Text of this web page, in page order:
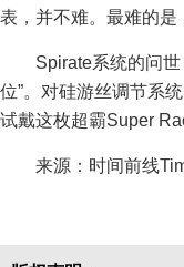
表，并不难。最难的
Spirate系统的问
位”。对硅游丝调节系
试戴这枚超霸Super
来源：时间前线